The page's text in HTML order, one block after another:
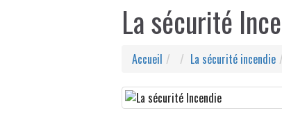
La sécurité
Accueil La sécurité incendie